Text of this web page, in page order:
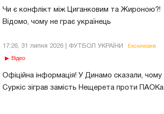
Чи є конфлікт між Циганковим та Жироною?!
Відомо, чому не грає українець
17:26, 31 липня 2026 | ФУТБОЛ УКРАЇНИ Ексклюзив
Відео
Офіційна інформація! У Динамо сказали, чому
Суркіс зіграв замість Нещерета проти ПАОКа